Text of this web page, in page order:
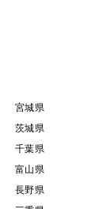
宮城県
茨城県
千葉県
富山県
長野県